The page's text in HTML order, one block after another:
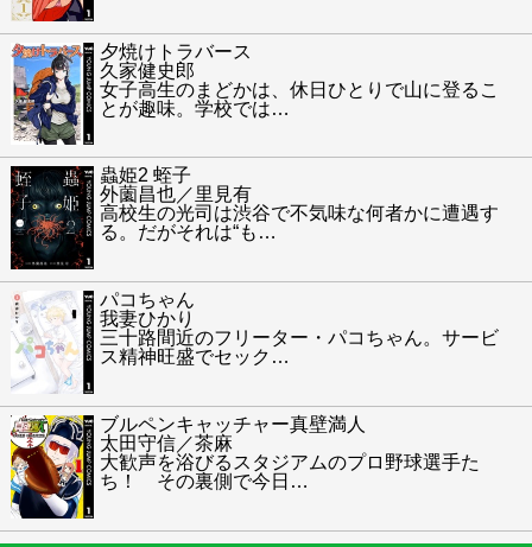
夕焼けトラバース
久家健史郎
女子高生のまどかは、休日ひとりで山に登るこ
とが趣味。学校では…
蟲姫2 蛭子
外薗昌也／里見有
高校生の光司は渋谷で不気味な何者かに遭遇す
る。だがそれは“も …
パコちゃん
我妻ひかり
三十路間近のフリーター・パコちゃん。サービ
ス精神旺盛でセック …
ブルペンキャッチャー真壁満人
太田守信／茶麻
大歓声を浴びるスタジアムのプロ野球選手た
ち！ その裏側で今日 …